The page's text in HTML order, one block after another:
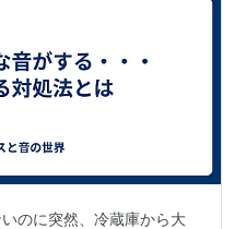
のに突然、冷蔵庫から大